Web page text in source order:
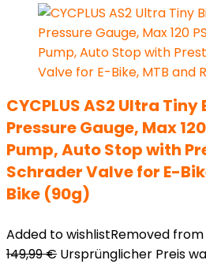
CYCPLUS AS2 Ultra
Pressure Gauge, Max
Pump, Auto Stop with
Schrader Valve for E-
Bike (90g)
Added to wishlistRemoved from
149,99€ Ursprünglicher Preis